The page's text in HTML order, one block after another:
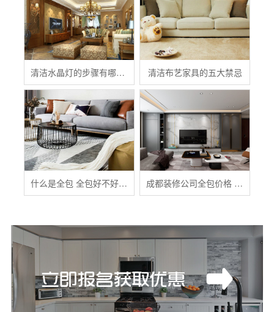
清洁水晶灯的步骤有哪些？ 清洁布艺家具的五大禁忌
什么是全包 全包好不好 全包装修注意事项有哪些 成都装修公司全包价格 成都全包装修多少钱一平